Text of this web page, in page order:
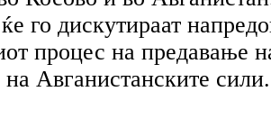
го дискутираат
процес на предавање
на Авганистанските сили.